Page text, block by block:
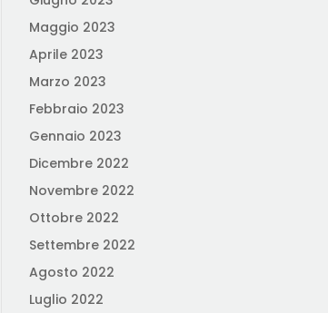
Maggio 2023
Aprile 2023
Marzo 2023
Febbraio 2023
Gennaio 2023
Dicembre 2022
Novembre 2022
Ottobre 2022
Settembre 2022
Agosto 2022
Luglio 2022